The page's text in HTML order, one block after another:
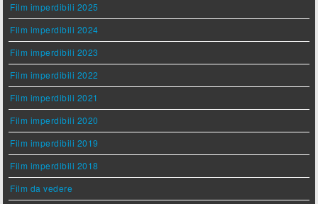
Film imperdibili 2025
Film imperdibili 2024
Film imperdibili 2023
Film imperdibili 2022
Film imperdibili 2021
Film imperdibili 2020
Film imperdibili 2019
Film imperdibili 2018
Film da vedere